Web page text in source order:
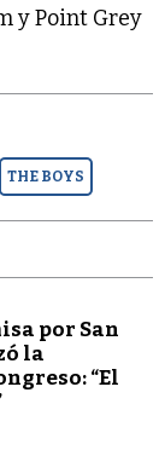
y Point Grey
THE BOYS
por San
la
“El